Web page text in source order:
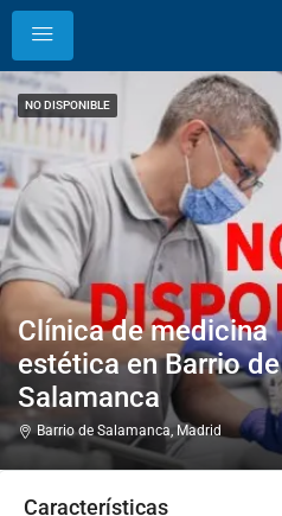
NO DISPONIBLE
Clínica de medicina
estética en Barrio de
Salamanca
Barrio de Salamanca, Madrid
Características